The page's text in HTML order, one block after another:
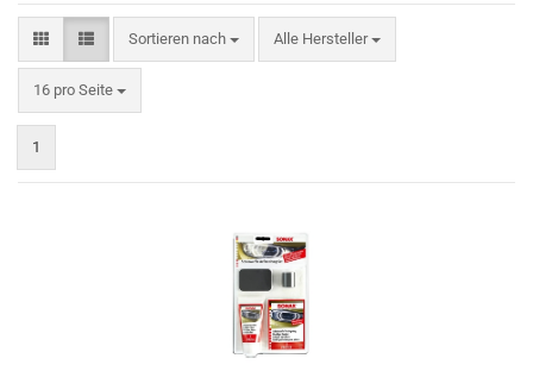
Sortieren nach
Sortieren nach Alle Hersteller
16 pro Seite
pro Seite
1